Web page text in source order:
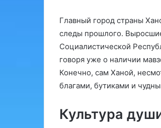
Главный город страны
следы прошлого.
Социалистической
говоря уже о наличии
Конечно, сам Ханой,
благами, бутиками и
Культура